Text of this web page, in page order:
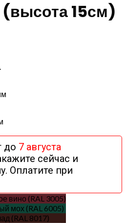
15см)
до 7 августа
сейчас и
Оплатите при
вино (RAL 3005)
мох (RAL 6005)
(RAL 8017)